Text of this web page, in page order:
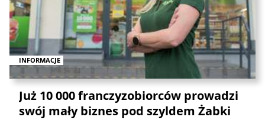
INFORMACJE
Już 10 000 franczyzobiorców prowadzi
swój mały biznes pod szyldem Żabki